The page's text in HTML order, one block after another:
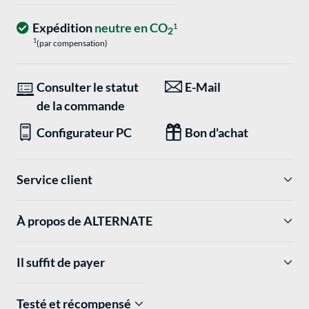
Expéditionneutre en CO21
1(par compensation)
Consulter le statut
de la commande
E-Mail
Configurateur PC Bon d'achat
Service client
À propos de ALTERNATE
Il suffit de payer
Testé et récompensé